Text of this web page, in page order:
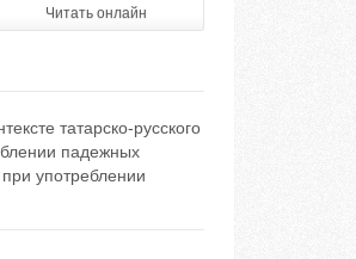
Читать онлайн
татарско-русского
падежных
употреблении